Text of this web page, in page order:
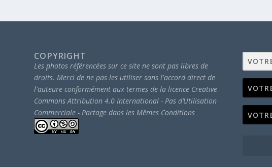
COPYRIGHT
Les photos référencées sur ce site ne sont pas libres de
droits. Merci de ne pas les utiliser sans l'accord direct de
l'auteure conformément aux termes de la licence Creative
Commons Attribution 4.0 International - Pas d’Utilisation
Commerciale - Partage dans les Mêmes Conditions